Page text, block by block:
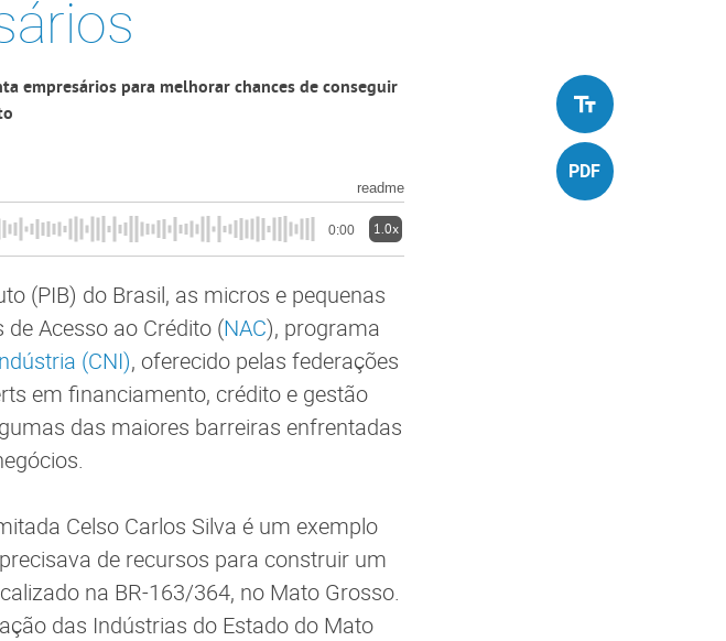
empresários para melhorar chances de conseguir
readme
0:00 1.0x
(PIB) do Brasil, as micros e pequenas
Acesso ao Crédito (NAC), programa
(CNI), oferecido pelas federações
em financiamento, crédito e gestão
das maiores barreiras enfrentadas
Celso Carlos Silva é um exemplo
de recursos para construir um
na BR-163/364, no Mato Grosso.
das Indústrias do Estado do Mato